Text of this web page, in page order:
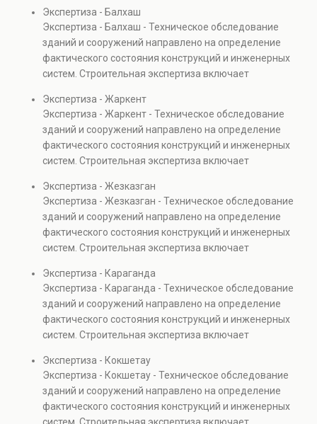
элементов и оценку эксплуатационной безопасности.
Услуга востребована при покупке недвижимости,
капитальном ремонте и реконструкции объектов, а
также при судебных разбирательствах и технических
проверках.
Экспертиза - Балхаш
Экспертиза - Балхаш - Техническое обследование
зданий и сооружений направлено на определение
фактического состояния конструкций и инженерных
систем. Строительная экспертиза включает
элементов и оценку эксплуатационной безопасности.
Услуга востребована при покупке недвижимости,
капитальном ремонте и реконструкции объектов, а
также при судебных разбирательствах и технических
проверках.
Экспертиза - Жаркент
Экспертиза - Жаркент - Техническое обследование
зданий и сооружений направлено на определение
фактического состояния конструкций и инженерных
систем. Строительная экспертиза включает
элементов и оценку эксплуатационной безопасности.
Услуга востребована при покупке недвижимости,
капитальном ремонте и реконструкции объектов, а
также при судебных разбирательствах и технических
проверках.
Экспертиза - Жезказган
Экспертиза - Жезказган - Техническое обследование
зданий и сооружений направлено на определение
фактического состояния конструкций и инженерных
систем. Строительная экспертиза включает
элементов и оценку эксплуатационной безопасности.
Услуга востребована при покупке недвижимости,
капитальном ремонте и реконструкции объектов, а
также при судебных разбирательствах и технических
проверках.
Экспертиза - Караганда
Экспертиза - Караганда - Техническое обследование
зданий и сооружений направлено на определение
фактического состояния конструкций и инженерных
систем. Строительная экспертиза включает
элементов и оценку эксплуатационной безопасности.
Услуга востребована при покупке недвижимости,
капитальном ремонте и реконструкции объектов, а
также при судебных разбирательствах и технических
Экспертиза - Кокшетау
Экспертиза - Кокшетау - Техническое обследование
зданий и сооружений направлено на определение
фактического состояния конструкций и инженерных